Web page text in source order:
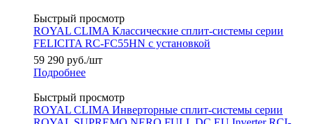
Быстрый просмотр
ROYAL CLIMA Классические сплит-системы серии
FELICITA RC-FC55HN с установкой
59 290 руб./шт
Подробнее
Быстрый просмотр
ROYAL CLIMA Инверторные сплит-системы серии